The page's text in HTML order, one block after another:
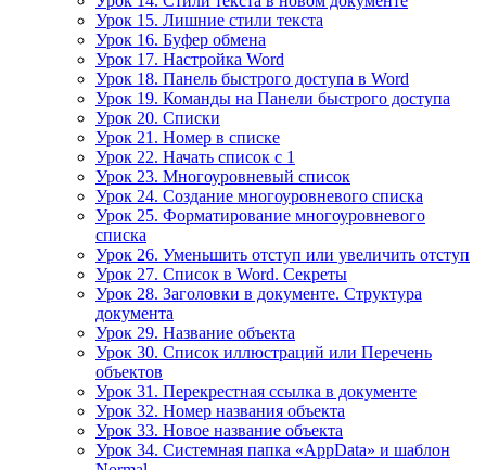
Урок 15. Лишние стили текста
Урок 16. Буфер обмена
Урок 17. Настройка Word
Урок 18. Панель быстрого доступа в Word
Урок 19. Команды на Панели быстрого доступа
Урок 20. Списки
Урок 21. Номер в списке
Урок 22. Начать список с 1
Урок 23. Многоуровневый список
Урок 24. Создание многоуровневого списка
Урок 25. Форматирование многоуровневого
списка
Урок 26. Уменьшить отступ или увеличить отступ
Урок 27. Список в Word. Секреты
Урок 28. Заголовки в документе. Структура
документа
Урок 29. Название объекта
Урок 30. Список иллюстраций или Перечень
объектов
Урок 31. Перекрестная ссылка в документе
Урок 32. Номер названия объекта
Урок 33. Новое название объекта
Урок 34. Системная папка «AppData» и шаблон